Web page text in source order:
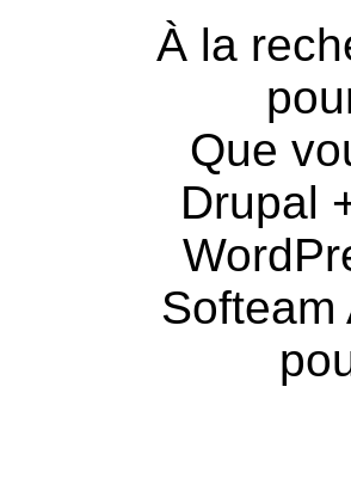
À la
Que
Drupal